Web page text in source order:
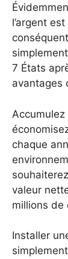
l’argent
7 États
avantages
chaque
valeur
millions de
Installer